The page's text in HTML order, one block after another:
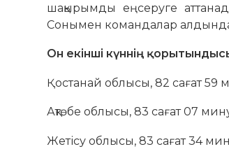
шақырымды еңсеруге
Сонымен командалар алдында
Он екінші күннің
Қостанай облысы, 82 сағат 59
Ақтөбе облысы, 83 сағат 07
Жетісу облысы, 83 сағат 34